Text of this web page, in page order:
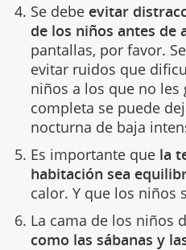
Se debe evitar
de los niños antes de
pantallas, por favor.
evitar ruidos que
niños a los que no les
completa se puede
nocturna de baja
Es importante que la
habitación sea
calor. Y que los niños
La cama de los niños
como las sábanas y